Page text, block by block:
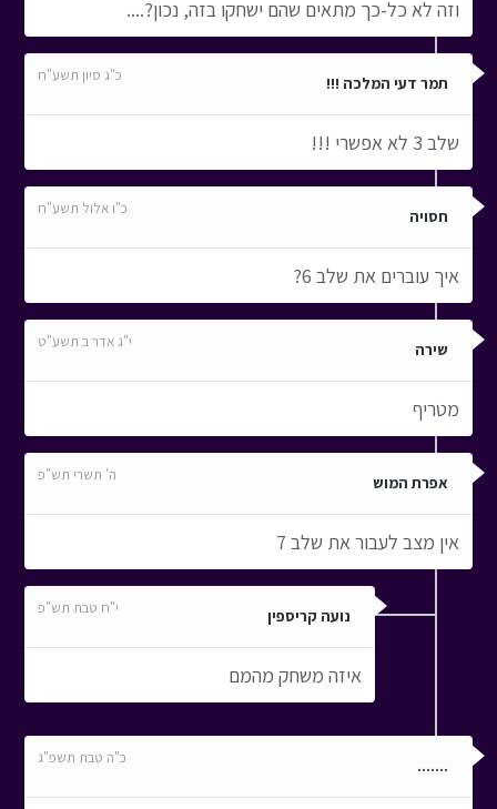
וזה לא כל-כך מתאים שהם ישחקו בזה, נכון?....
תמר דעי המלכה !!! כ"ג סיון תשע"ח
שלב 3 לא אפשרי !!!
חסויה כ"ו אלול תשע"ח
איך עוברים את שלב 6?
שירה י"ג אדר ב תשע"ט
מטריף
אפרת המוש ה' תשרי תש"פ
אין מצב לעבור את שלב 7
נועה קריספין י"ח טבת תש"פ
איזה משחק מהמם
....... כ"ה טבת תשפ"ג